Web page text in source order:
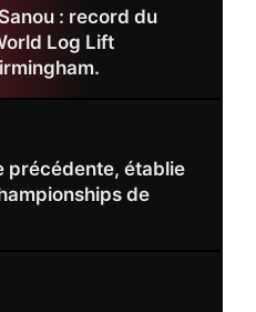
: record du
Log Lift
précédente, établie
de